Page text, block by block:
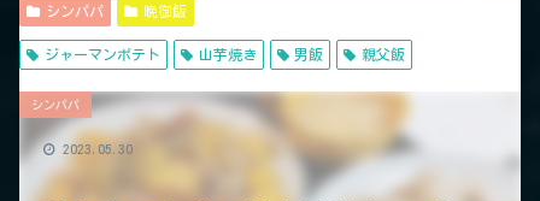
シンパパ 晩御飯
ジャーマンポテト 山芋焼き 男飯 親父飯
シンパパ
2023.05.30